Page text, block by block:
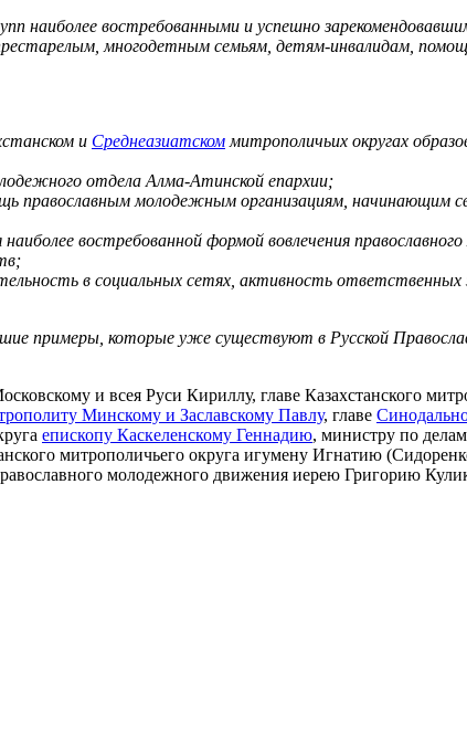
наиболее востребованными и успешно
многодетным семьям, детям-инвалидам,
и Среднеазиатском митрополичьих округах
отдела Алма-Атинской епархии;
православным молодежным организациям, начинающим
востребованной формой вовлечения
в социальных сетях, активность
примеры, которые уже существуют в Русской
и всея Руси Кириллу, главе Казахстанского
Минскому и Заславскому Павлу, главе
епископу Каскеленскому Геннадию, министру по
митрополичьего округа игумену Игнатию
молодежного движения иерею Григорию